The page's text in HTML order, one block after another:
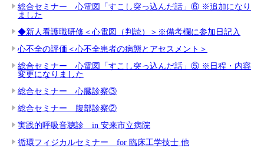
総合セミナー 心電図「すこし突っ込んだ話」⑥ ※追加になり
ました
◆新人看護職研修＜心電図（判読）＞※備考欄に参加日記入
心不全の評価＜心不全患者の病態とアセスメント＞
総合セミナー 心電図「すこし突っ込んだ話」⑤ ※日程・内容
変更になりました
総合セミナー 心臓診察③
総合セミナー 腹部診察②
実践的呼吸音聴診 in 安来市立病院
循環フィジカルセミナー for 臨床工学技士 他